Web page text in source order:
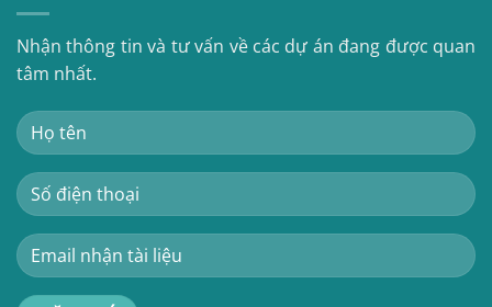
Nhận thông tin và tư vấn về các dự án đang được quan
tâm nhất.